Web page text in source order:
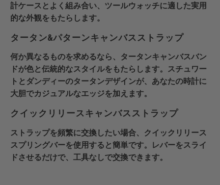
計ケースとよく組み合い、ツールウォッチに適した実用
的な外観をもたらします。
タータン&パターンキャンバスストラップ
何か異なるものを求めるなら、タータンキャンバスバン
ドが色と伝統的なスタイルをもたらします。スチュワー
トとダンディーのタータンデザインが、あなたの時計に
大胆でカジュアルなエッジを加えます。
クイックリリースキャンバスストラップ
ストラップを頻繁に交換したい場合、クイックリリース
スプリングバーを使用すると簡単です。レバーをスライ
ドさせるだけで、工具なしで交換できます。